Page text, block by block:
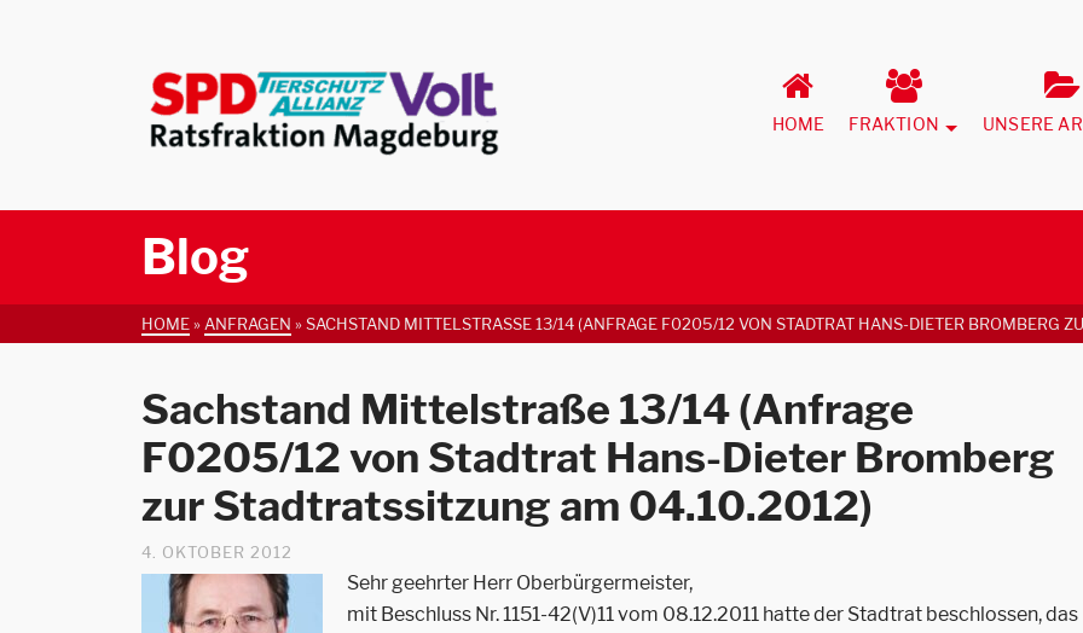
HOME FRAKTION UNSERE
Blog
HOME» ANFRAGEN »SACHSTAND MITTELSTRASSE 13/14 (ANFRAGE F0205/12 VON STADTRAT HANS-DIETER BROMBERG
Sachstand Mittelstraße 13/14 (Anfrage
F0205/12 von Stadtrat Hans-Dieter Bromberg
zur Stadtratssitzung am 04.10.2012)
4. OKTOBER 2012
Sehr geehrter Herr Oberbürgermeister,
mit Beschluss Nr. 1151-42(V)11 vom 08.12.2011 hatte der Stadtrat beschlossen, das